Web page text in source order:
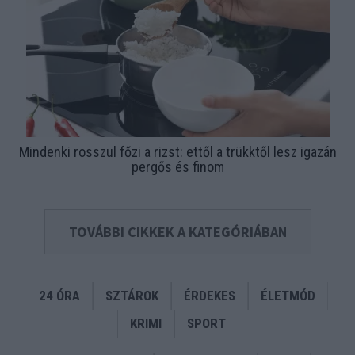
Mindenki rosszul főzi a rizst: ettől a trükktől lesz igazán
pergős és finom
TOVÁBBI CIKKEK A KATEGÓRIÁBAN
24 ÓRA SZTÁROK ÉRDEKES
ÉLETMÓD
KRIMI
SPORT